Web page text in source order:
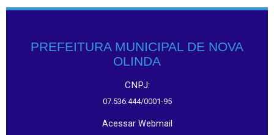
PREFEITURA MUNICIPAL DE NOVA
OLINDA
CNPJ:
07.536.444/0001-95
Acessar Webmail